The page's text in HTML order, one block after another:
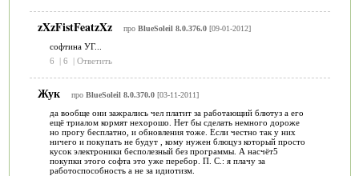
zXzFistFeatzXz про BlueSoleil 8.0.376.0[09-01-2012]
софтина УГ...
6
| 6 | Ответить
Жук про BlueSoleil 8.0.370.0[03-11-2011]
да вообще они зажрались чел платит за работающий блютуз а его
ещё триалом кормят нехорошо. Нет бы сделать немного дороже
но прогу бесплатно, и обновления тоже. Если честно так у них
ничего и покупать не будут , кому нужен блюцуз который просто
кусок электроники бесполезный без программы. А насчёт5
покупки этого софта это уже перебор. П. С.: я плачу за
работоспособность а не за идиотизм.